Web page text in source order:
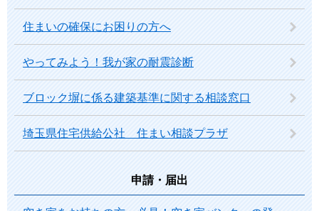
住まいの確保にお困りの方へ
やってみよう！我が家の耐震診断
ブロック塀に係る建築基準に関する相談窓口
埼玉県住宅供給公社 住まい相談プラザ
申請・届出